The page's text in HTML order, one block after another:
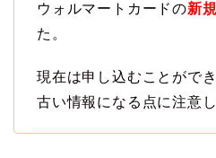
ウォルマートカードの新
た。
現在は申し込むことがで
古い情報になる点に注意